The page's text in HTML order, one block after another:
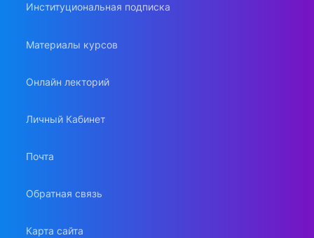
Институциональная подписка
Материалы курсов
Онлайн лекторий
Личный Кабинет
Почта
Обратная связь
Карта сайта